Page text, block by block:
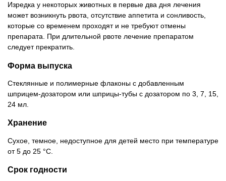
Изредка у некоторых животных в первые два дня лечения
может возникнуть рвота, отсутствие аппетита и сонливость,
которые со временем проходят и не требуют отмены
препарата. При длительной рвоте лечение препаратом
следует прекратить.
Форма выпуска
Стеклянные и полимерные флаконы с добавленным
шприцем-дозатором или шприцы-тубы с дозатором по 3, 7, 15,
24 мл.
Хранение
Сухое, темное, недоступное для детей место при температуре
от 5 до 25 °C.
Срок годности